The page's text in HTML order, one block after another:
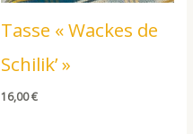
Tasse « Wackes de
Schilik’ »
16,00€